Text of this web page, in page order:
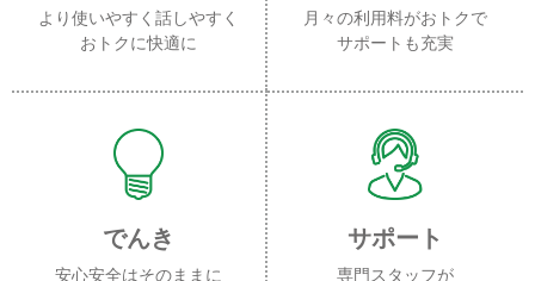
より使いやすく話しやすく
おトクに快適に
月々の利用料がおトクで
サポートも充実
でんき
安心安全はそのままに
サポート
専門スタッフが